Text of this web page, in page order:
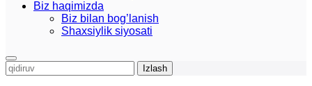
Biz haqimizda
Biz bilan bog’lanish
Shaxsiylik siyosati
Qidirshish: